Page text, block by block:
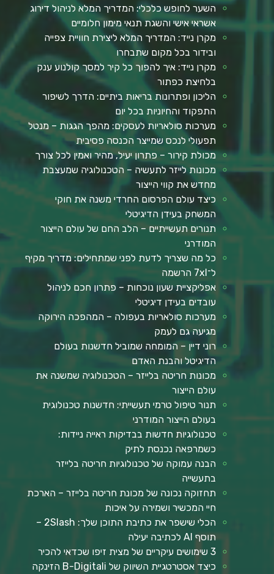
השער לחופש כלכלי: המדריך המלא לניהול דירוג
אשראי אישי והשגת תנאי מימון חלומיים
מקרן נייד: המדריך המלא ליצירת חוויית צפייה
ובידור בכל מקום שתבחרו
מקרן נייד: איך להפוך כל קיר למסך קולנוע ענק
בלחיצת כפתור
הליכון ופתרונות בריאות ביתיים: הדרך לשיפור
התפקוד והחיוניות בכל יום
מערכות סולאריות לעסקים: מהפך הגגות – מנטל
תפעולי לנכס שמייצר הכנסה פסיבית
מכולת קירור – פתרון יעיל, מהיר ואמין לכל צורך
מכונות לייזר לתעשיה – הטכנולוגיה שמעצבת
מחדש את קווי הייצור
כיצד עולם הפרסום החרדי משנה את חוקי
המשחק בעידן הדיגיטלי
תנורים תעשייתיים – הלב החם של עולם הייצור
המודרני
כל מה שצריך לדעת לפני שמתחילים: מדריך מקיף
ל־7xl הרשמה
אפליקציית שעון נוכחות – פתרון חכם לניהול
עובדים בעידן דיגיטלי
מערכות סולאריות בעפולה – המהפכה הירוקה
מגיעה גם לעמק
רוני דיין – המומחה שמוביל חדשנות בעולם
הדיגיטל והבנת האדם
מכונות חריטה בלייזר – הטכנולוגיה שמשנה את
עולם הייצור
תנור טיפול טרמי תעשייתי: חדשנות טכנולוגית
בעולם הייצור המודרני
טכנולוגיות חדשות בבדיקות ראייה ניידות:
כשמרפאה נכנסת לתיק
הבנה עמוקה של טכנולוגיות חריטה בלייזר
בתעשייה
תחזוקה נכונה של מכונת חריטה בלייזר – הארכת
חיי המכשיר ושמירה על איכות
הכלי שישפר את כתיבת התוכן שלך: 2Slash –
תוסף AI לכתיבה יעילה
3 שימושים עיקריים של מצית זיפו שכדאי להכיר
כיצד אסטרטגיית השיווק של B-Digitali הזינקה